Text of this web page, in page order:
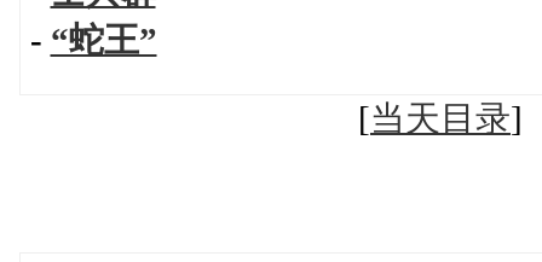
- “蛇王”
[当天目录